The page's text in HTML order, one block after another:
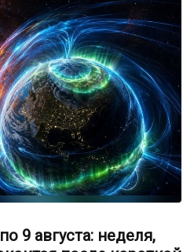
9 августа: неделя,